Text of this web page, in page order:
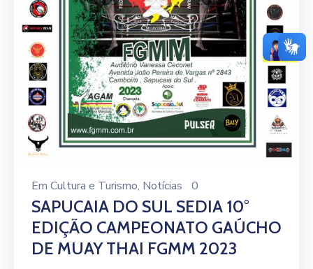
Em Cultura e Turismo‚ Notícias 0
SAPUCAIA DO SUL SEDIA 10°
EDIÇÃO CAMPEONATO GAÚCHO
DE MUAY THAI FGMM 2023